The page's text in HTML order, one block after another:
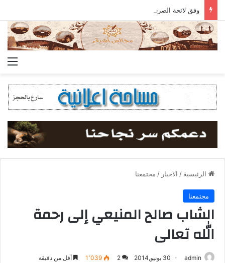
الرئيسية / الاخبار / مجتمعنا
مجتمعنا
الشاب صالح المنيعي إلى رحمة
الله تعالى
admin 30 يونيو,2014 2 1٬039 أقل من دقيقة